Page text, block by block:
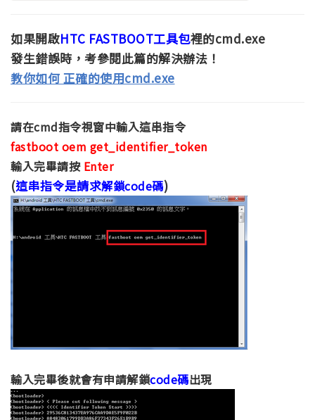
如果開啟HTC FASTBOOT工具包裡的cmd.exe
發生錯誤時，考參閱此篇的解決辦法！
教你如何 正確的使用cmd.exe
請在cmd指令視窗中輸入這串指令
fastboot oem get_identifier_token
輸入完畢請按 Enter
(這串指令是請求解鎖code碼)
輸入完畢後就會有申請解鎖code碼出現